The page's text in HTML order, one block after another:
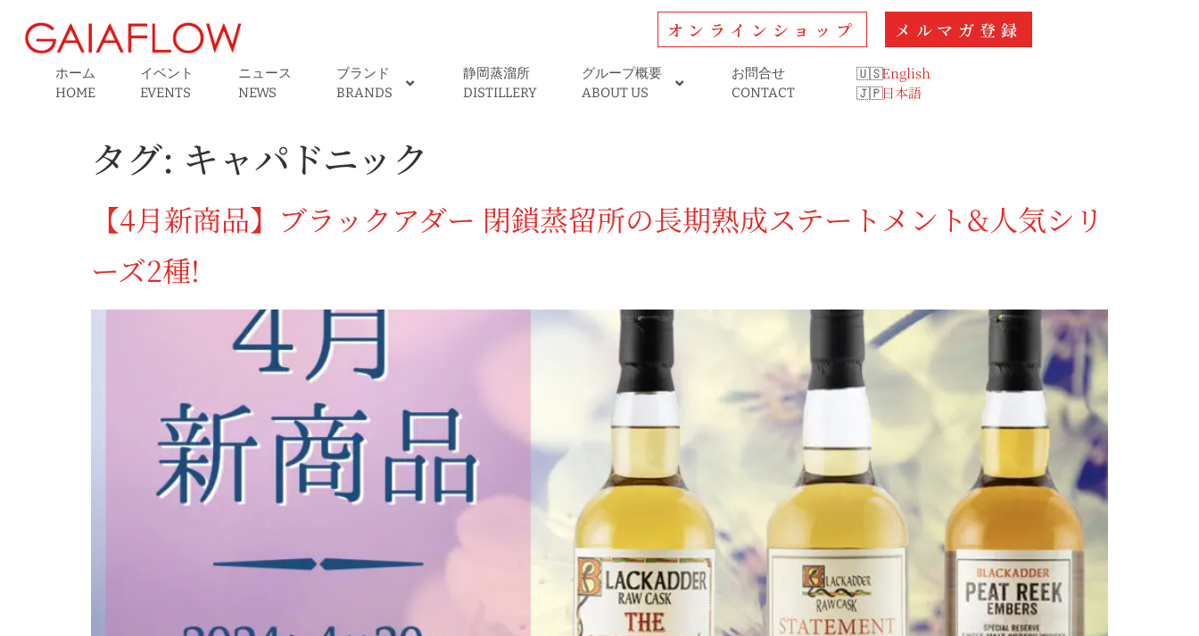
オンラインショップ メルマガ登録
ホーム
HOME
イベント
EVENTS
ニュース
NEWS
ブランド
BRANDS
静岡蒸溜所
DISTILLERY
グループ概要
ABOUT US
お問合せ
CONTACT
English
日本語
タグ: キャパドニック
【4月新商品】ブラックアダー 閉鎖蒸留所の長期熟成ステートメント&人気シリ
ーズ2種!